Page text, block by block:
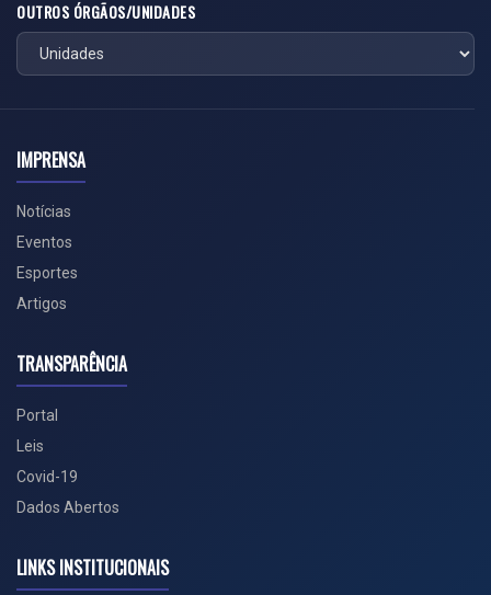
OUTROS ÓRGÃOS/UNIDADES
IMPRENSA
Notícias
Eventos
Esportes
Artigos
TRANSPARÊNCIA
Portal
Leis
Covid-19
Dados Abertos
LINKS INSTITUCIONAIS